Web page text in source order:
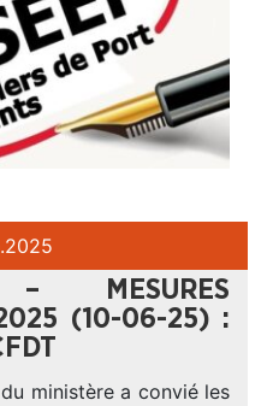
2025
– MESURES
2025 (10-06-25) :
ministère a convié les